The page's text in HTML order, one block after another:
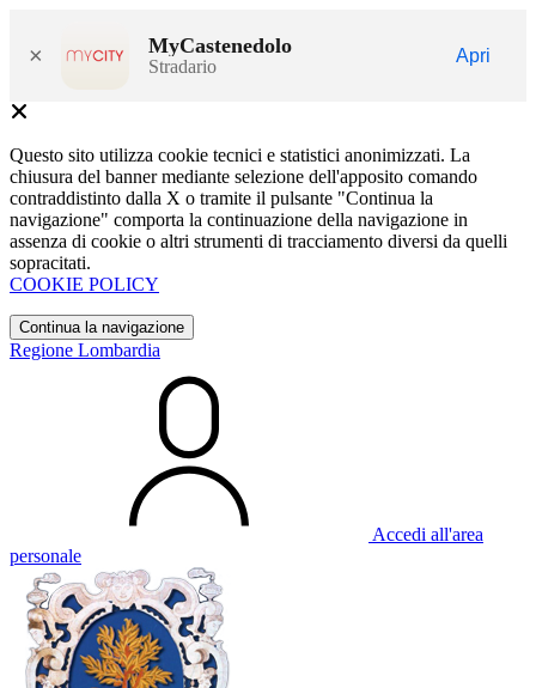
× MyCastenedolo
Stradario
Apri
Questo sito utilizza cookie tecnici e statistici anonimizzati. La
chiusura del banner mediante selezione dell'apposito comando
contraddistinto dalla X o tramite il pulsante "Continua la
navigazione" comporta la continuazione della navigazione in
assenza di cookie o altri strumenti di tracciamento diversi da quelli
sopracitati.
COOKIE POLICY
Continua la navigazione
Regione Lombardia
Accedi all'area
personale